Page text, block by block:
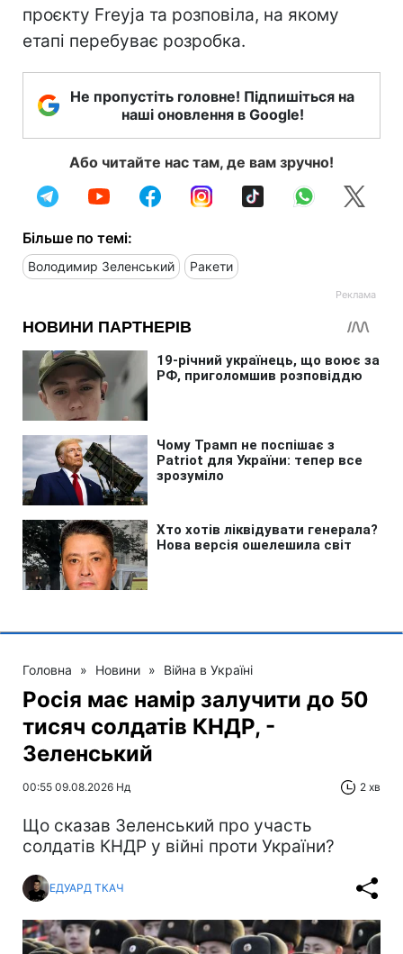
проєкту Freyja та розповіла, на якому
етапі перебуває розробка.
Не пропустіть головне! Підпишіться на
наші оновлення в Google!
Або читайте нас там, де вам зручно!
Більше по темі:
Володимир Зеленський Ракети
Головна » Новини » Війна в Україні
Росія має намір залучити до 50
тисяч солдатів КНДР, -
Зеленський
00:55 09.08.2026 Нд 2 хв
Що сказав Зеленський про участь
солдатів КНДР у війні проти України?
ЕДУАРД ТКАЧ